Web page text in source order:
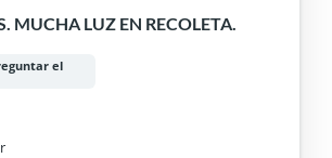
MUCHA LUZ EN RECOLETA.
el